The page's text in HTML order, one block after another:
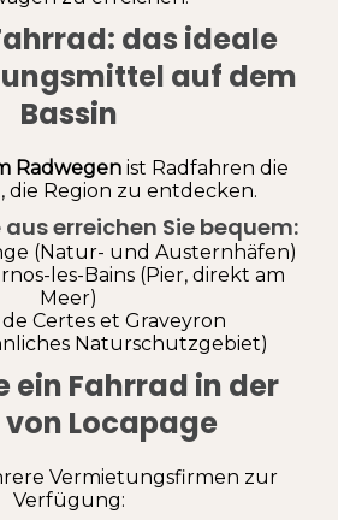
das ideale
auf dem
Bassin
Radwegen ist Radfahren die
die Region zu entdecken.
erreichen Sie bequem:
(Natur- und Austernhäfen)
les-Bains (Pier, direkt am
Meer)
Certes et Graveyron
Naturschutzgebiet)
ein Fahrrad in der
von Locapage
Vermietungsfirmen zur
Verfügung: